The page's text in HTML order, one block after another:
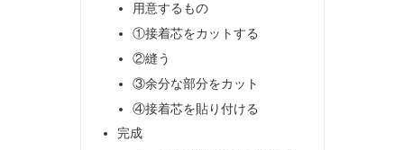
用意するもの
①接着芯をカットする
②縫う
③余分な部分をカット
④接着芯を貼り付ける
完成